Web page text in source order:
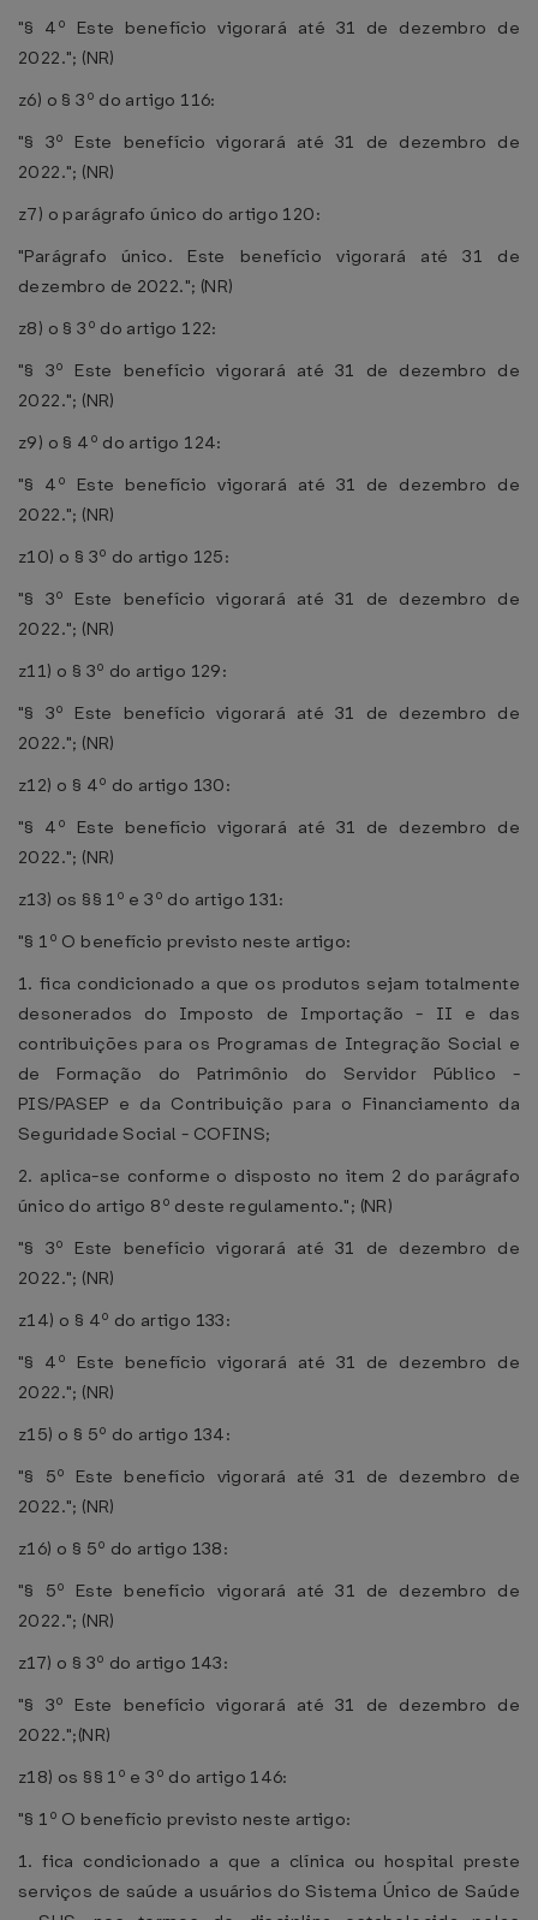
"§ 4º Este benefício vigorará até 31 de dezembro de
2022."; (NR)
z6) o § 3º do artigo 116:
"§ 3º Este benefício vigorará até 31 de dezembro de
2022."; (NR)
z7) o parágrafo único do artigo 120:
"Parágrafo único. Este benefício vigorará até 31 de
dezembro de 2022."; (NR)
z8) o § 3º do artigo 122:
"§ 3º Este benefício vigorará até 31 de dezembro de
2022."; (NR)
z9) o § 4º do artigo 124:
"§ 4º Este benefício vigorará até 31 de dezembro de
2022."; (NR)
z10) o § 3º do artigo 125:
"§ 3º Este benefício vigorará até 31 de dezembro de
2022."; (NR)
z11) o § 3º do artigo 129:
"§ 3º Este benefício vigorará até 31 de dezembro de
2022."; (NR)
z12) o § 4º do artigo 130:
"§ 4º Este benefício vigorará até 31 de dezembro de
2022."; (NR)
z13) os §§ 1º e 3º do artigo 131:
"§ 1º O benefício previsto neste artigo:
1. fica condicionado a que os produtos sejam totalmente
desonerados do Imposto de Importação - II e das
contribuições para os Programas de Integração Social e
de Formação do Patrimônio do Servidor Público -
PIS/PASEP e da Contribuição para o Financiamento da
Seguridade Social - COFINS;
2. aplica-se conforme o disposto no item 2 do parágrafo
único do artigo 8º deste regulamento."; (NR)
"§ 3º Este benefício vigorará até 31 de dezembro de
2022."; (NR)
z14) o § 4º do artigo 133:
"§ 4º Este benefício vigorará até 31 de dezembro de
2022."; (NR)
z15) o § 5º do artigo 134:
"§ 5º Este benefício vigorará até 31 de dezembro de
2022."; (NR)
z16) o § 5º do artigo 138:
"§ 5º Este benefício vigorará até 31 de dezembro de
2022."; (NR)
z17) o § 3º do artigo 143:
"§ 3º Este benefício vigorará até 31 de dezembro de
2022.";(NR)
z18) os §§ 1º e 3º do artigo 146:
"§ 1º O benefício previsto neste artigo:
1. fica condicionado a que a clínica ou hospital preste
serviços de saúde a usuários do Sistema Único de Saúde